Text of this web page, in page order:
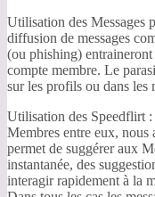
Utilisation des Messages
diffusion de messages
(ou phishing)
compte membre. Le
sur les profils ou dans les
Utilisation des Speedflirt :
Membres entre eux, nous
permet de suggérer aux
instantanée, des
interagir rapidement à la